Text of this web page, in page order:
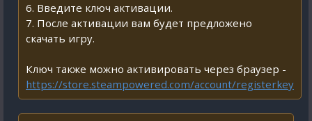
6. Введите ключ активации.
7. После активации вам будет предложено
скачать игру.
Ключ также можно активировать через браузер -
https://store.steampowered.com/account/registerkey